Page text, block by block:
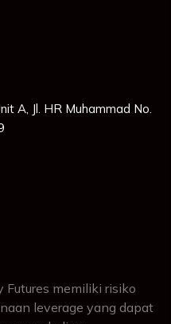
A, Jl. HR Muhammad No.
Futures memiliki risiko
leverage yang dapat